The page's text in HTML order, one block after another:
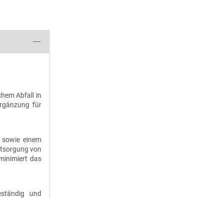
Abfall in
für
einem
von
das
und